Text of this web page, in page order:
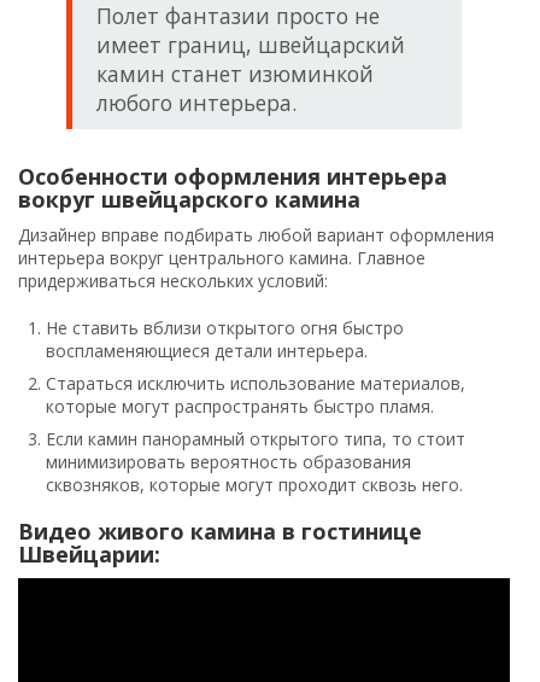
Полет фантазии просто не
имеет границ, швейцарский
камин станет изюминкой
любого интерьера.
Особенности оформления интерьера
вокруг швейцарского камина
Дизайнер вправе подбирать любой вариант оформления
интерьера вокруг центрального камина. Главное
придерживаться нескольких условий:
Не ставить вблизи открытого огня быстро
воспламеняющиеся детали интерьера.
Стараться исключить использование материалов,
которые могут распространять быстро пламя.
Если камин панорамный открытого типа, то стоит
минимизировать вероятность образования
сквозняков, которые могут проходит сквозь него.
Видео живого камина в гостинице
Швейцарии: